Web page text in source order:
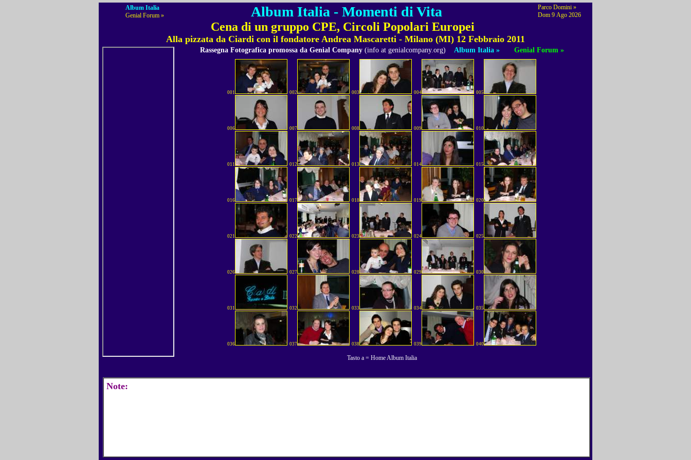
Album Italia
Genial Forum »
Album Italia - Momenti di Vita
Parco Domini »
Dom 9 Ago 2026
Cena di un gruppo CPE, Circoli Popolari Europei
Alla pizzata da Ciardi con il fondatore Andrea Mascaretti - Milano (MI) 12 Febbraio 2011
Rassegna Fotografica promossa da Genial Company(info at genialcompany.org) Album Italia » Genial Forum »
001 002 003 004 005
006 007 008 009 010
011 012 013 014 015
016 017 018 019 020
021 022 023 024 025
026 027 028 029 030
031 032 033 034 035
036 037 038 039 040
Tasto a = Home Album Italia
Note: